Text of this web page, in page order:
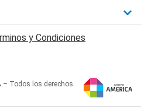
y Condiciones
– Todos los derechos